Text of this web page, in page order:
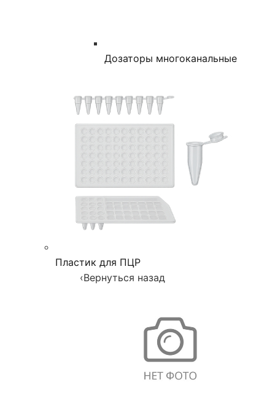
Дозаторы многоканальные
Пластик для ПЦР
‹Вернуться назад